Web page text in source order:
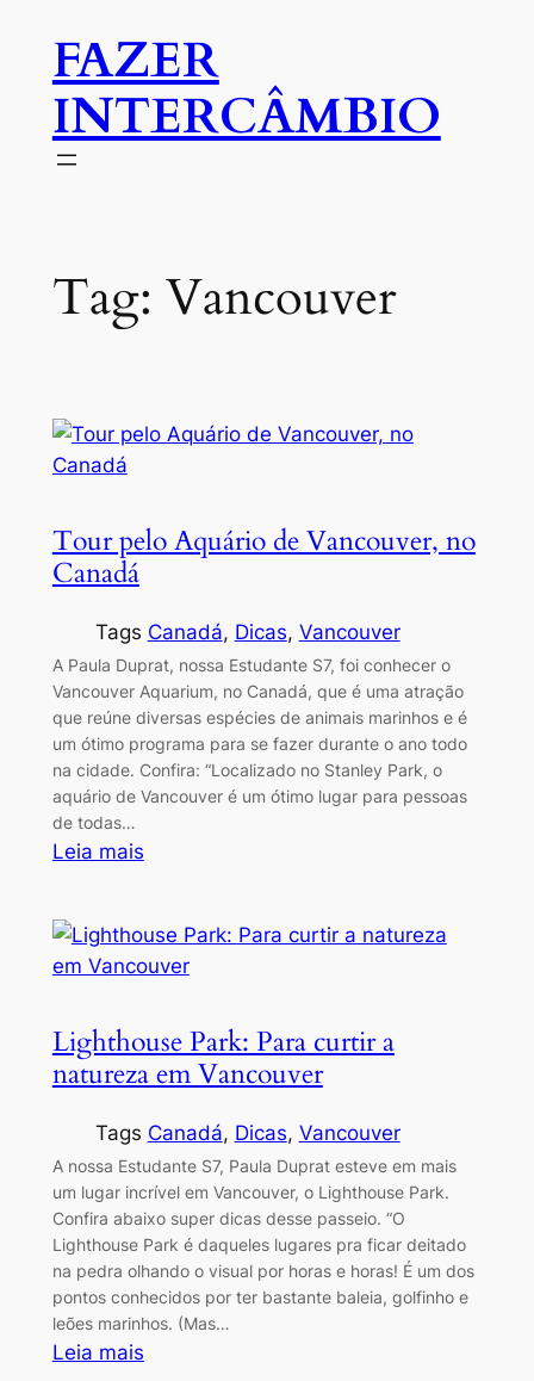
conteúdo
FAZER
INTERCÂMBIO
Tag: Vancouver
Tour pelo Aquário de Vancouver, no
Canadá
Tags Canadá, Dicas, Vancouver
A Paula Duprat, nossa Estudante S7, foi conhecer o
Vancouver Aquarium, no Canadá, que é uma atração
que reúne diversas espécies de animais marinhos e é
um ótimo programa para se fazer durante o ano todo
na cidade. Confira: “Localizado no Stanley Park, o
aquário de Vancouver é um ótimo lugar para pessoas
de todas…
Leia mais:
Aquário
de
no
Canadá
Lighthouse Park: Para curtir a
natureza em Vancouver
Tags Canadá, Dicas, Vancouver
A nossa Estudante S7, Paula Duprat esteve em mais
um lugar incrível em Vancouver, o Lighthouse Park.
Confira abaixo super dicas desse passeio. “O
Lighthouse Park é daqueles lugares pra ficar deitado
na pedra olhando o visual por horas e horas! É um dos
pontos conhecidos por ter bastante baleia, golfinho e
leões marinhos. (Mas…
Leia mais: